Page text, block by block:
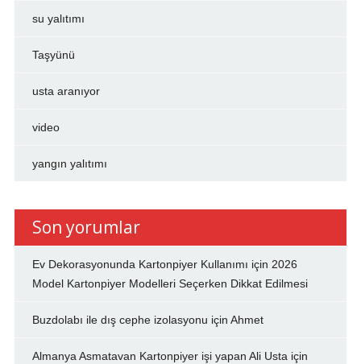
su yalıtımı
Taşyünü
usta aranıyor
video
yangın yalıtımı
Son yorumlar
Ev Dekorasyonunda Kartonpiyer Kullanımı için 2026
Model Kartonpiyer Modelleri Seçerken Dikkat Edilmesi
Buzdolabı ile dış cephe izolasyonu için Ahmet
Almanya Asmatavan Kartonpiyer işi yapan Ali Usta için